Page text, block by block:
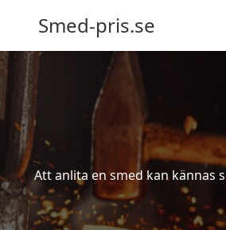
Smed-pris.se
Att anlita en smed kan kännas